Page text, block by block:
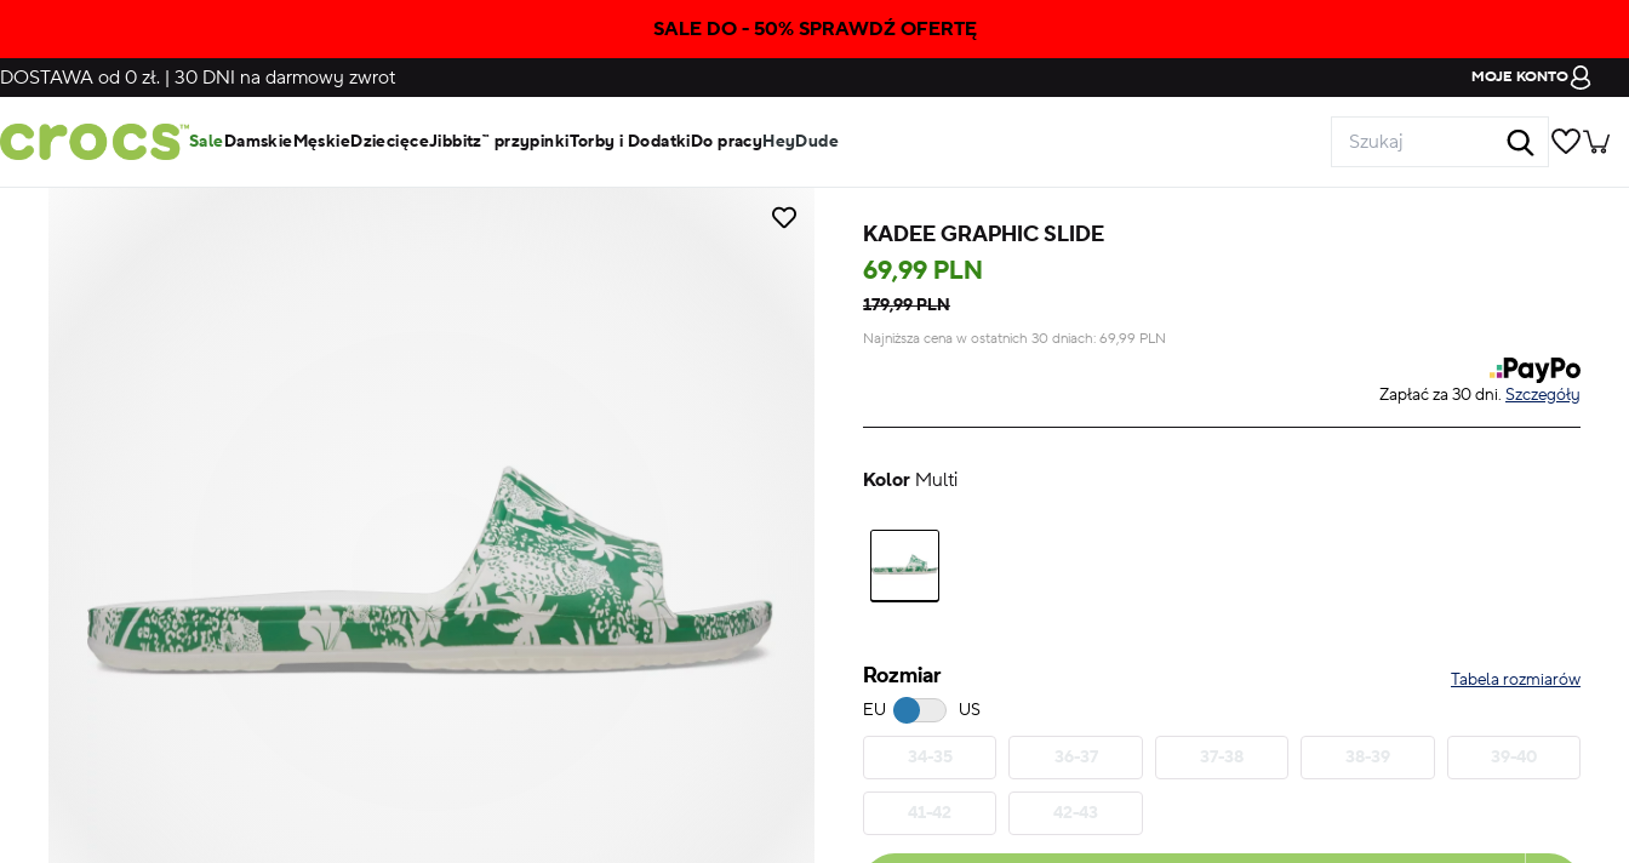
SALE DO - 50% SPRAWDŹ OFERTĘ
DOSTAWA od 0 zł. | 30 DNI na darmowy zwrot MOJE KONTO
SaleDamskieMęskieDziecięceJibbitz™ przypinkiTorby i DodatkiDo pracyHeyDude
KADEE GRAPHIC SLIDE
69,99 PLN
179,99 PLN
Najniższa cena w ostatnich 30 dniach: 69,99 PLN
Zapłać za 30 dni. Szczegóły
Kolor Multi
Rozmiar
EU US
Tabela rozmiarów
34-35 36-37 37-38 38-39 39-40
41-42 42-43